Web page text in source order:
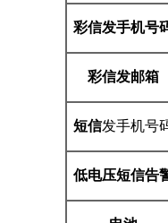
彩信发手机号
彩信发邮箱
短信发手机号
低电压短信告